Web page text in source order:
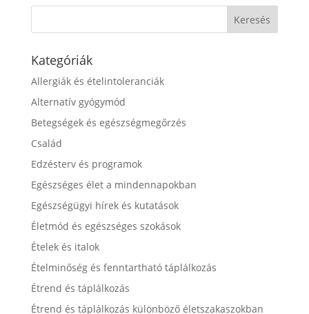
Kategóriák
Allergiák és ételintoleranciák
Alternatív gyógymód
Betegségek és egészségmegőrzés
Család
Edzésterv és programok
Egészséges élet a mindennapokban
Egészségügyi hírek és kutatások
Életmód és egészséges szokások
Ételek és italok
Ételminőség és fenntartható táplálkozás
Étrend és táplálkozás
Étrend és táplálkozás különböző életszakaszokban